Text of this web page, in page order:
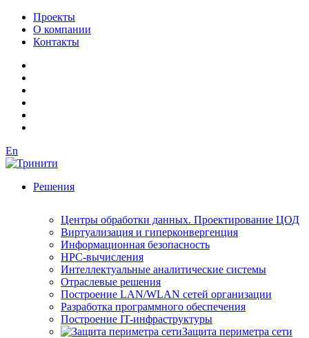
Проекты
О компании
Контакты
En
Решения
Центры обработки данных. Проектирование ЦОД
Виртуализация и гиперконвергенция
Информационная безопасность
HPC-вычисления
Интеллектуальные аналитические системы
Отраслевые решения
Построение LAN/WLAN сетей организации
Разработка программного обеспечения
Построение IT-инфраструктуры
Защита периметра сети